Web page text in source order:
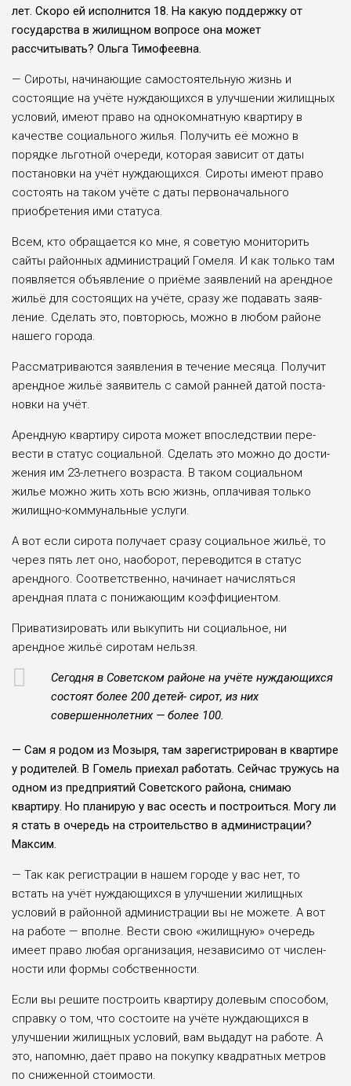
лет. Скоро ей исполнится 18. На какую поддержку от
государства в жи­лищном вопросе она может
рассчитывать? Ольга Тимо­феевна.
— Сироты, начинающие самостоятельную жизнь и
состоящие на учёте нуждаю­щихся в улучшении жилищ­ных
условий, имеют право на однокомнатную квартиру в
качестве социального жилья. Получить её можно в
порядке льготной очереди, кото­рая зависит от даты
поста­новки на учёт нуждающихся. Сироты имеют право
состо­ять на таком учёте с даты пер­воначального
приобретения ими статуса.
Всем, кто обращается ко мне, я советую мониторить
сайты районных админи­страций Гомеля. И как только там
появляется объявление о приёме заявлений на аренд­ное
жильё для состоящих на учёте, сразу же подавать заяв­
ление. Сделать это, повто­рюсь, можно в любом районе
нашего города.
Рассматриваются заявле­ния в течение месяца. Полу­чит
арендное жильё заявитель с самой ранней датой поста­
новки на учёт.
Арендную квартиру сирота может впоследствии пере­
вести в статус социальной. Сделать это можно до дости­
жения им 23-летнего воз­раста. В таком социальном
жилье можно жить хоть всю жизнь, оплачивая только
жилищно-коммунальные услуги.
А вот если сирота получает сразу социальное жильё, то
через пять лет оно, наоборот, переводится в статус
аренд­ного. Соответственно, начи­нает начисляться
арендная плата с понижающим коэф­фициентом.
Приватизировать или выкупить ни социальное, ни
арендное жильё сиротам нельзя.
Сегодня в Советском рай­оне на учёте нуждающихся
состоят более 200 детей- сирот, из них
совершеннолет­них — более 100.
— Сам я родом из Мозы­ря, там зарегистриро­ван в квартире
у родителей. В Гомель приехал работать. Сейчас тружусь на
одном из предприятий Советского района, снимаю
квартиру. Но планирую у вас осесть и построиться. Могу ли
я стать в очередь на строи­тельство в администрации?
Максим.
— Так как регистрации в нашем городе у вас нет, то
встать на учёт нуждающихся в улучшении жилищных
условий в районной админи­страции вы не можете. А вот
на работе — вполне. Вести свою «жилищную» очередь
имеет право любая органи­зация, независимо от числен­
ности или формы собствен­ности.
Если вы решите постро­ить квартиру долевым спо­собом,
справку о том, что состоите на учёте нуждаю­щихся в
улучшении жилищ­ных условий, вам выдадут на работе. А
это, напомню, даёт право на покупку квадратных метров
по сниженной стои­мости.